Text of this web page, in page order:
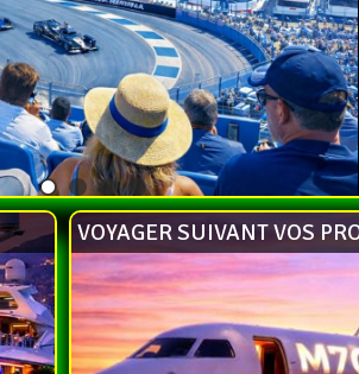
VOYAGER SUIVANT VOS